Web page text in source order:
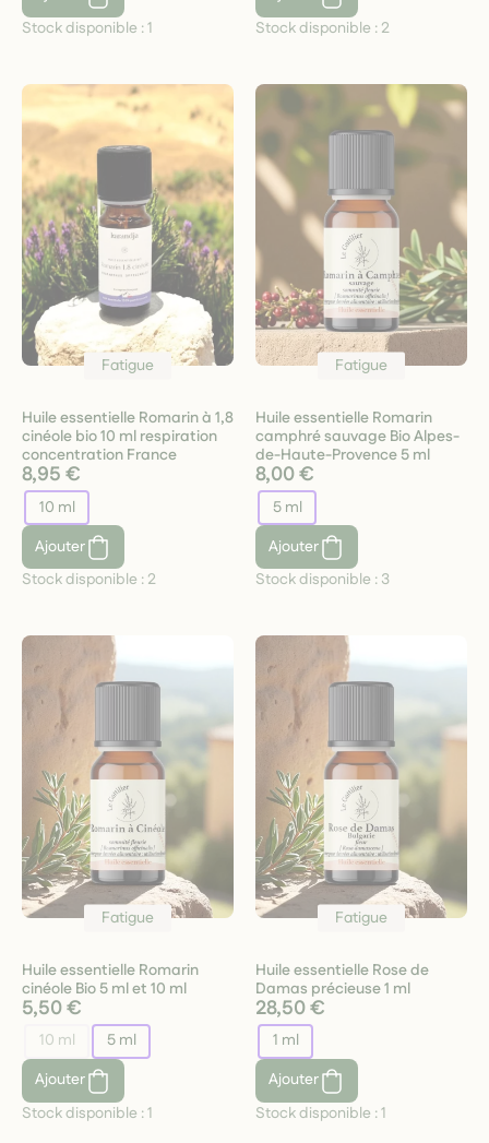
Stock disponible :1
Stock disponible : 2
Fatigue
Huile essentielle Romarin à 1,8
cinéole bio 10 ml respiration
concentration France
8,95 €
10 ml
Ajouter
Stock disponible : 2
Fatigue
Huile essentielle Romarin
camphré sauvage Bio Alpes-
de-Haute-Provence 5 ml
8,00 €
5 ml
Ajouter
Stock disponible : 3
Fatigue
Huile essentielle Romarin
cinéole Bio 5 ml et 10 ml
5,50 €
10 ml
5 ml
Ajouter
Stock disponible :1
Fatigue
Huile essentielle Rose de
Damas précieuse 1 ml
28,50 €
1 ml
Ajouter
Stock disponible :1